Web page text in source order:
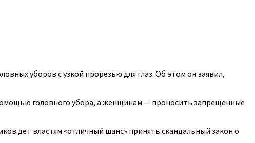
уборов с узкой прорезью для глаз. Об этом он заявил,
головного убора, а женщинам — проносить запрещенные
дет властям «отличный шанс» принять скандальный закон о